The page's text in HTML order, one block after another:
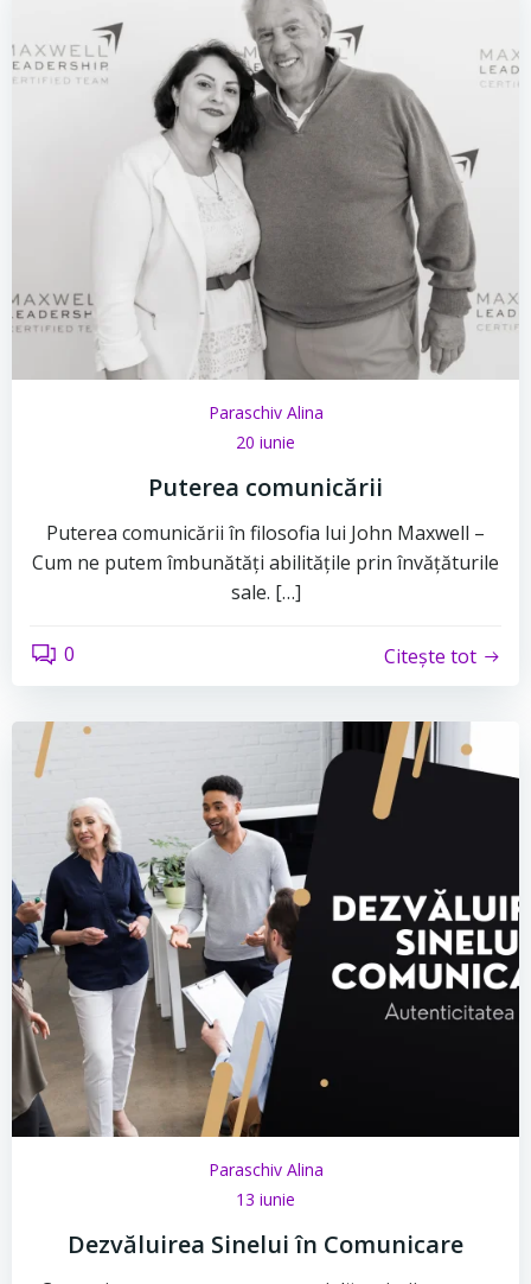
Paraschiv Alina
20 iunie
Puterea comunicării
Puterea comunicării în filosofia lui John Maxwell –
Cum ne putem îmbunătăți abilitățile prin învățăturile
sale. […]
0 Citește tot
Paraschiv Alina
13 iunie
Dezvăluirea Sinelui în Comunicare